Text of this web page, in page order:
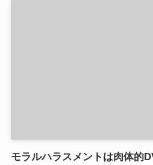
モラルハラスメントは肉体的